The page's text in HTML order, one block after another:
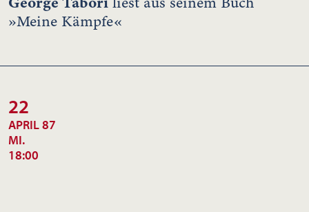
»Meine Kämpfe«
22
APRIL 87
MI.
18:00